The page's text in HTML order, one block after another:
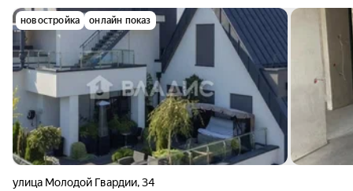
новостройка онлайн показ
улица Молодой Гвардии,34